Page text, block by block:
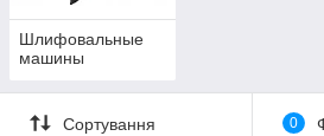
Шлифовальные
машины
Сортування 0